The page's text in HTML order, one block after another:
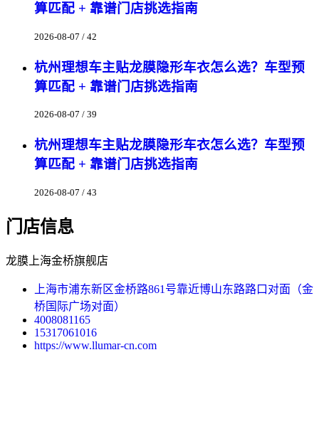
算匹配 + 靠谱门店挑选指南
2026-08-07 / 42
杭州理想车主贴龙膜隐形车衣怎么选？车型预
算匹配 + 靠谱门店挑选指南
2026-08-07 / 39
杭州理想车主贴龙膜隐形车衣怎么选？车型预
算匹配 + 靠谱门店挑选指南
2026-08-07 / 43
门店信息
龙膜上海金桥旗舰店
上海市浦东新区金桥路861号靠近博山东路路口对面（金
桥国际广场对面）
4008081165
15317061016
https://www.llumar-cn.com